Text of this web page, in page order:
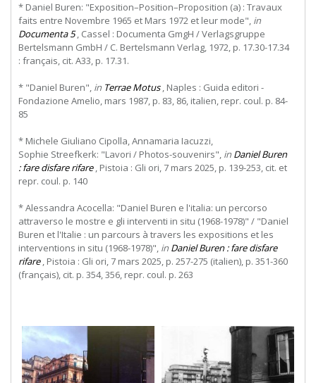
* Daniel Buren: "Exposition–Position–Proposition (a) : Travaux
faits entre Novembre 1965 et Mars 1972 et leur mode", in
Documenta 5, Cassel : Documenta GmgH / Verlagsgruppe
Bertelsmann GmbH / C. Bertelsmann Verlag, 1972, p. 17.30-17.34
: français, cit. A33, p. 17.31.
* "Daniel Buren", in Terrae Motus, Naples : Guida editori -
Fondazione Amelio, mars 1987, p. 83, 86, italien, repr. coul. p. 84-
85
* Michele Giuliano Cipolla,Annamaria Iacuzzi,
Sophie Streefkerk: "Lavori / Photos-souvenirs", in Daniel Buren
: fare disfare rifare, Pistoia : Gli ori, 7 mars 2025, p. 139-253, cit. et
repr. coul. p. 140
* Alessandra Acocella: "Daniel Buren e l'italia: un percorso
attraverso le mostre e gli interventi in situ (1968-1978)" / "Daniel
Buren et l'Italie : un parcours à travers les expositions et les
interventions in situ (1968-1978)", in Daniel Buren : fare disfare
rifare, Pistoia : Gli ori, 7 mars 2025, p. 257-275 (italien), p. 351-360
(français), cit. p. 354, 356, repr. coul. p. 263